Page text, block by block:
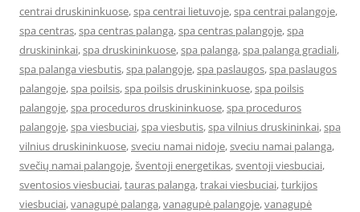
centrai druskininkuose,spa centrai lietuvoje,spa centrai palangoje,
spa centras,spa centras palanga,spa centras palangoje,spa
druskininkai,spa druskininkuose,spa palanga,spa palanga gradiali,
spa palanga viesbutis,spa palangoje,spa paslaugos,spa paslaugos
palangoje,spa poilsis,spa poilsis druskininkuose,spa poilsis
palangoje,spa proceduros druskininkuose,spa proceduros
palangoje,spa viesbuciai,spa viesbutis,spa vilnius druskininkai,spa
vilnius druskininkuose,sveciu namai nidoje,sveciu namai palanga,
svečių namai palangoje,šventoji energetikas,sventoji viesbuciai,
sventosios viesbuciai,tauras palanga,trakai viesbuciai,turkijos
viesbuciai,vanagupė palanga,vanagupė palangoje,vanagupė